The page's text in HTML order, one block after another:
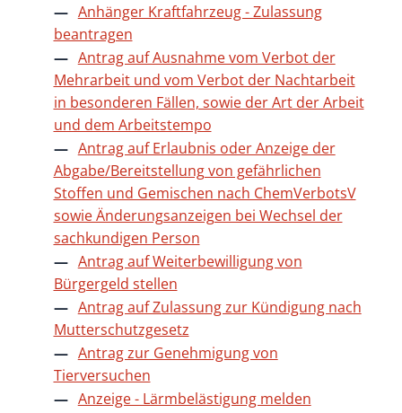
Anhänger Kraftfahrzeug - Zulassung
beantragen
Antrag auf Ausnahme vom Verbot der
Mehrarbeit und vom Verbot der Nachtarbeit
in besonderen Fällen, sowie der Art der Arbeit
und dem Arbeitstempo
Antrag auf Erlaubnis oder Anzeige der
Abgabe/Bereitstellung von gefährlichen
Stoffen und Gemischen nach ChemVerbotsV
sowie Änderungsanzeigen bei Wechsel der
sachkundigen Person
Antrag auf Weiterbewilligung von
Bürgergeld stellen
Antrag auf Zulassung zur Kündigung nach
Mutterschutzgesetz
Antrag zur Genehmigung von
Tierversuchen
Anzeige - Lärmbelästigung melden